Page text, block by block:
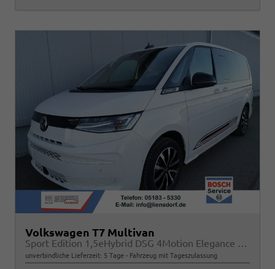
Volkswagen T7 Multivan
Sport Edition 1,5eHybrid DSG 4Motion Elegance LÜ 7 Sitzer
unverbindliche Lieferzeit: 5 Tage Fahrzeug mit Tageszulassung